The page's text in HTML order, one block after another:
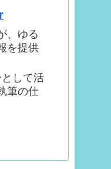
、ゆる
を提供
して活
筆の仕